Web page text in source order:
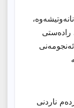
ناردنی